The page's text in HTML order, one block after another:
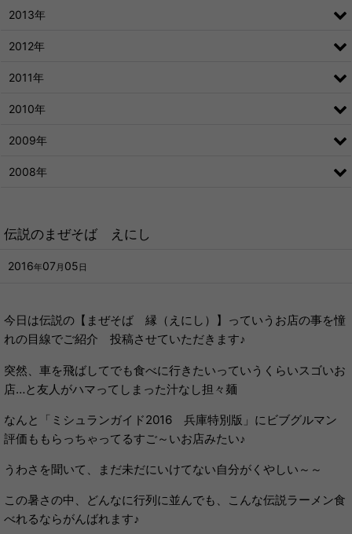
伝説のまぜそば えにし
2016年07 月 05 日
今日は伝説の【まぜそば 縁（えにし）】っていうお店の事を憧
れの目線でご紹介 投稿させていただきます♪
突然、車を飛ばしてでも食べに行きたいっていうくらいスゴいお
店…と友人がハマってしまった汁なし担々麺
なんと「ミシュランガイド2016 兵庫特別版」にビブグルマン
評価ももらっちゃってるすご～いお店みたい♪
うわさを聞いて、まだ未だにいけてない自分がくやしい～～
この暑さの中、どんなに行列に並んでも、こんな伝説ラーメン食
べれるならがんばれます♪
2013年
2012年
2011年
2010年
2009年
2008年